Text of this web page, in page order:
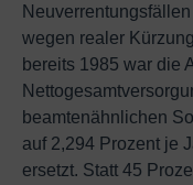
wegen realer
bereits 1985 war die
beamtenähnlichen
auf 2,294 Prozent je
ersetzt. Statt 45